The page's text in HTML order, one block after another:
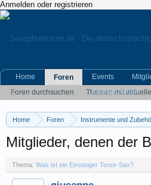
Anmelden oder registrieren
Home Foren Instrumente und
Mitglieder, denen der
Thema: Was ist ein Einsteiger Tenor-Sax?
Home
Foren
Foren durchsuchen
Themen mit
Events
Kleinanzeigen